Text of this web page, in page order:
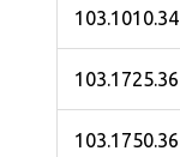
103.1010.34
103.1725.36
103.1750.36